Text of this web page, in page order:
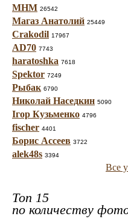
МНМ 26542
Магаз Анатолий 25449
Crakodil 17967
AD70 7743
haratoshka 7618
Spektor 7249
Рыбак 6790
Николай Наседкин 5090
Ігор Кузьменко 4796
fischer 4401
Борис Ассеев 3722
alek48s 3394
Все
Топ 15
по количеству